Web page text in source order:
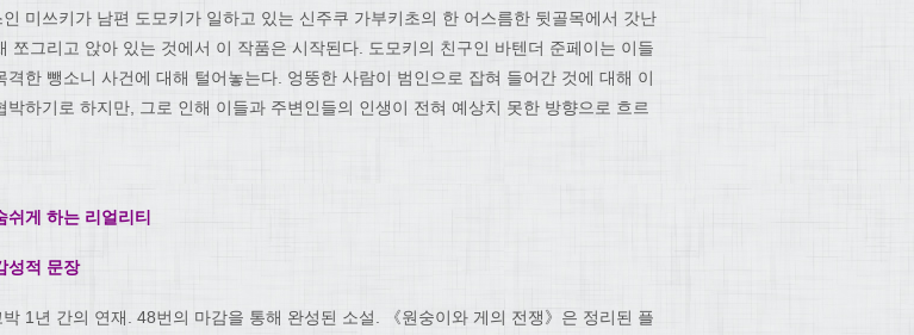
미쓰키가 남편 도모키가 일하고 있는 신주쿠 가부키초의 한 어스름한 뒷골목에서 갓난
쪼그리고 앉아 있는 것에서 이 작품은 시작된다. 도모키의 친구인 바텐더 준페이는 이들
격한 뺑소니 사건에 대해 털어놓는다. 엉뚱한 사람이 범인으로 잡혀 들어간 것에 대해 이
박하기로 하지만, 그로 인해 이들과 주변인들의 인생이 전혀 예상치 못한 방향으로 흐르
쉬게 하는 리얼리티
성적 문장
1년 간의 연재. 48번의 마감을 통해 완성된 소설. 《원숭이와 게의 전쟁》은 정리된 플